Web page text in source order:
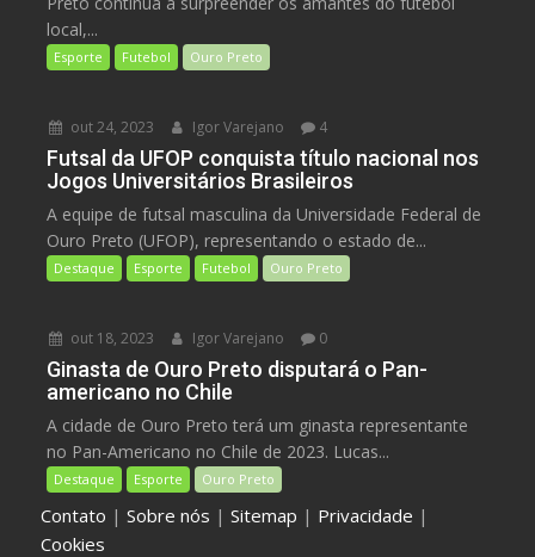
local,...
Esporte Futebol Ouro Preto
out 24, 2023 Igor Varejano 4
Futsal da UFOP conquista título nacional nos
Jogos Universitários Brasileiros
A equipe de futsal masculina da Universidade Federal de
Ouro Preto (UFOP), representando o estado de...
Destaque Esporte Futebol Ouro Preto
out 18, 2023 Igor Varejano 0
Ginasta de Ouro Preto disputará o Pan-
americano no Chile
A cidade de Ouro Preto terá um ginasta representante
no Pan-Americano no Chile de 2023. Lucas...
Destaque Esporte Ouro Preto
Contato |Sobre nós |Sitemap | Privacidade |
Cookies